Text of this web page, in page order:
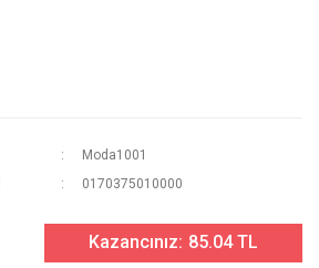
Moda1001
0170375010000
Kazancınız: 85.04 TL